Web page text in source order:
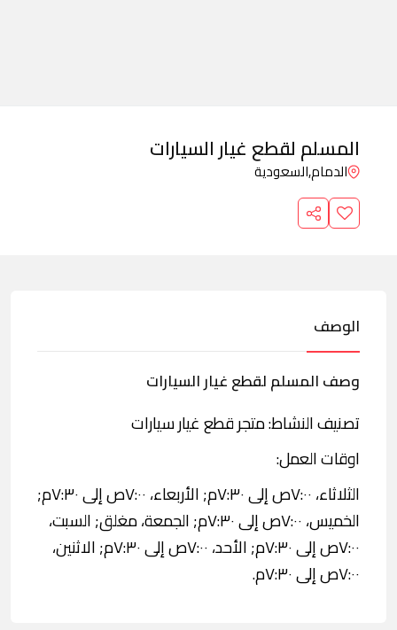
المسلم لقطع غيار السيارات
الدمام,السعودية
الوصف
وصف المسلم لقطع غيار السيارات
تصنيف النشاط: متجر قطع غيار سيارات
اوقات العمل:
الثلاثاء، ٧:٠٠ص إلى ٧:٣٠م; الأربعاء، ٧:٠٠ص إلى ٧:٣٠م;
الخميس، ٧:٠٠ص إلى ٧:٣٠م; الجمعة، مغلق; السبت،
٧:٠٠ص إلى ٧:٣٠م; الأحد، ٧:٠٠ص إلى ٧:٣٠م; الاثنين،
٧:٠٠ص إلى ٧:٣٠م.